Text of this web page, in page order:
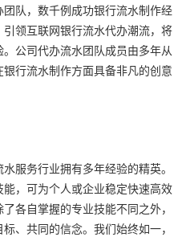
队，数千例成功银行流水制作经
领互联网银行流水代办潮流，将
公司代办流水团队成员由多年从
行流水制作方面具备非凡的创意
服务行业拥有多年经验的精英。
，可为个人或企业稳定快速高效
各自掌握的专业技能不同之外，
、共同的信念。我们始终如一，